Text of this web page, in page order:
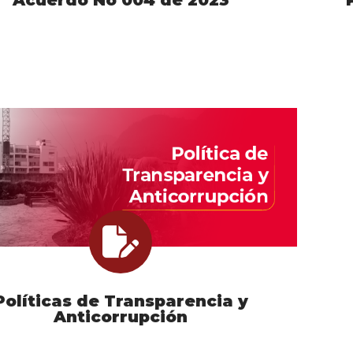
de Transparencia y
Anticorrupción